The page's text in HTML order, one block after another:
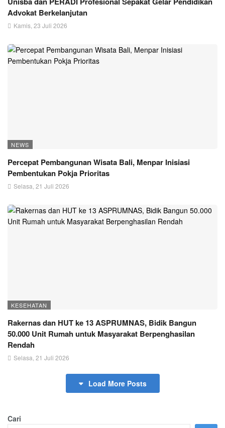
Advokat Berkelanjutan
Kamis, 23 Juli 2026
NEWS
Percepat Pembangunan Wisata Bali, Menpar Inisiasi
Pembentukan Pokja Prioritas
Selasa, 21 Juli 2026
KESEHATAN
Rakernas dan HUT ke 13 ASPRUMNAS, Bidik Bangun
50.000 Unit Rumah untuk Masyarakat Berpenghasilan
Rendah
Selasa, 21 Juli 2026
Load More Posts
Cari